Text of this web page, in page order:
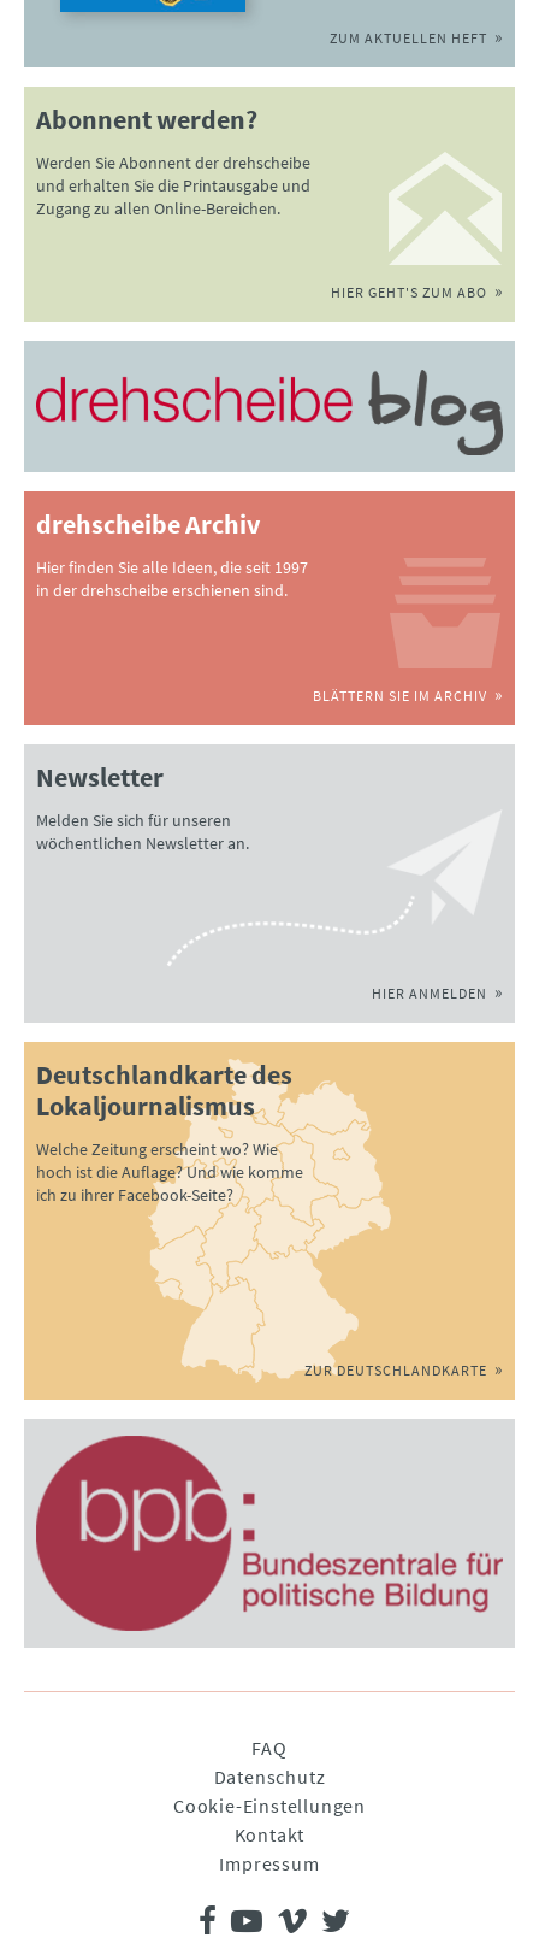
ZUM AKTUELLEN HEFT
Abonnent werden?
Werden Sie Abonnent der drehscheibe
und erhalten Sie die Printausgabe und
Zugang zu allen Online-Bereichen.
HIER GEHT'S ZUM ABO
drehscheibe Archiv
Hier finden Sie alle Ideen, die seit 1997
in der drehscheibe erschienen sind.
BLÄTTERN SIE IM ARCHIV
Newsletter
Melden Sie sich für unseren
wöchentlichen Newsletter an.
HIER ANMELDEN
Deutschlandkarte des
Lokaljournalismus
Welche Zeitung erscheint wo? Wie
hoch ist die Auflage? Und wie komme
ich zu ihrer Facebook-Seite?
ZUR DEUTSCHLANDKARTE
FAQ
Datenschutz
Cookie-Einstellungen
Kontakt
Impressum